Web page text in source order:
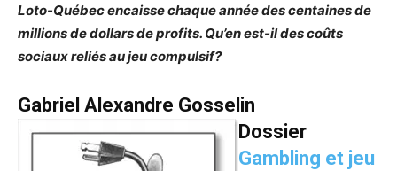
Loto-Québec encaisse chaque année des centaines de
millions de dollars de profits. Qu’en est-il des coûts
sociauxreliés au jeu compulsif?
Gabriel Alexandre Gosselin
Dossier
Gambling et jeu